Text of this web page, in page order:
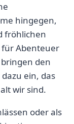
hingegen,
fröhlichen
für Abenteuer
bringen den
ein, das
wir sind.
oder als